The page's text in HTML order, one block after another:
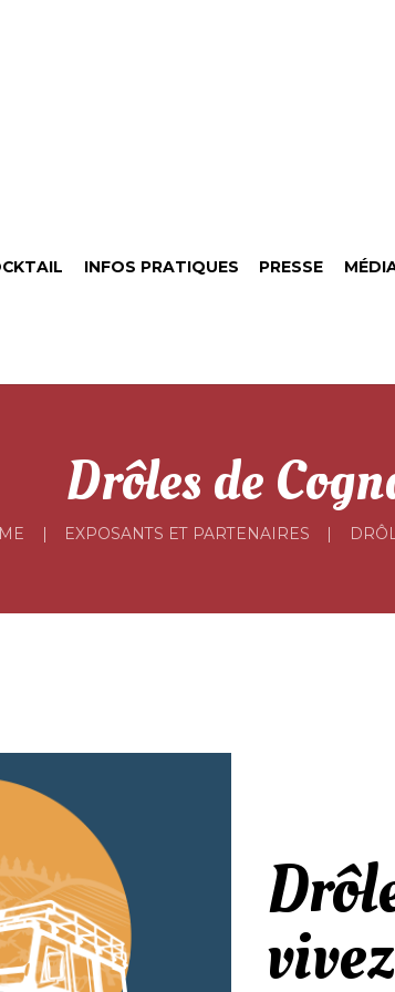
INFOS PRATIQUES PRESSE
Drôles de
EXPOSANTS ET PARTENAIRES